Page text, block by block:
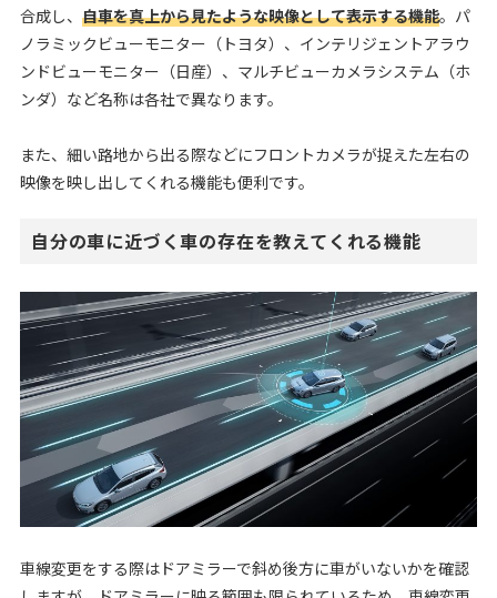
合成し、 自車を真上から見たような映像として表示する機能。パ
ノラミックビューモニター（トヨタ）、インテリジェントアラウ
ンドビューモニター（日産）、マルチビューカメラシステム（ホ
ンダ）など名称は各社で異なります。
また、細い路地から出る際などにフロントカメラが捉えた左右の
映像を映し出してくれる機能も便利です。
自分の車に近づく車の存在を教えてくれる機能
車線変更をする際はドアミラーで斜め後方に車がいないかを確認